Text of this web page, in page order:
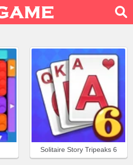
Solitaire Story Tripeaks 6